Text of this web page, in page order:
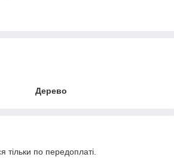
Дерево
тільки по передоплаті.